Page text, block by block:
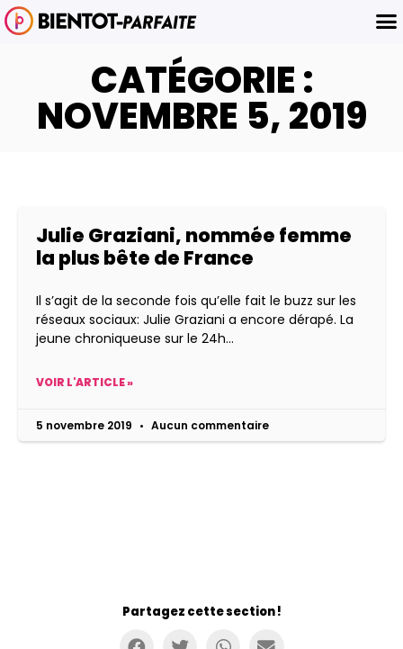
CATÉGORIE :
NOVEMBRE 5, 2019
Julie Graziani, nommée femme
la plus bête de France
Il s’agit de la seconde fois qu’elle fait le buzz sur les
réseaux sociaux: Julie Graziani a encore dérapé. La
jeune chroniqueuse sur le 24h
VOIR L'ARTICLE »
5 novembre 2019 Aucun commentaire
Partagez cette section !